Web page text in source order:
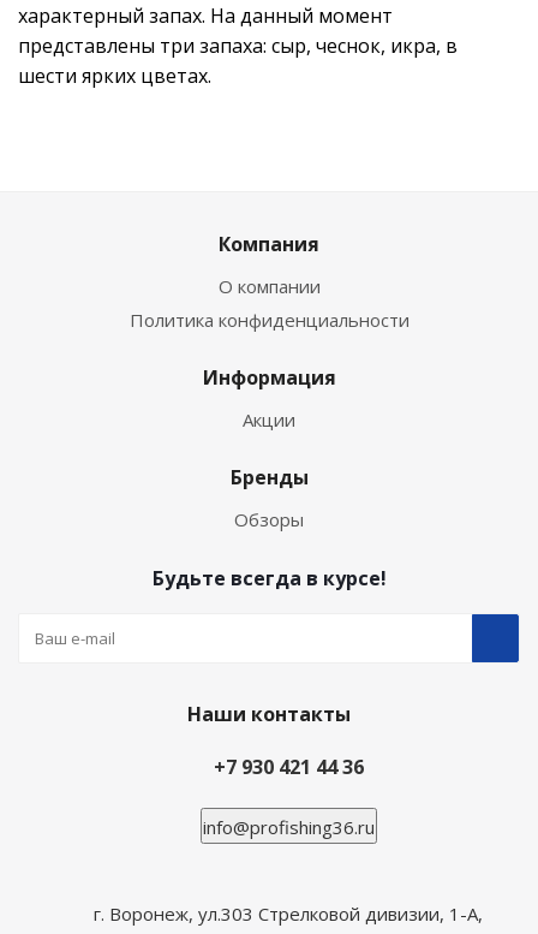
характерный запах. На данный момент
представлены три запаха: сыр, чеснок, икра, в
шести ярких цветах.
Компания
О компании
Политика конфиденциальности
Информация
Акции
Бренды
Обзоры
Будьте всегда в курсе!
Наши контакты
+7 930 421 44 36
info@profishing36.ru
г. Воронеж, ул.303 Стрелковой дивизии, 1-А,